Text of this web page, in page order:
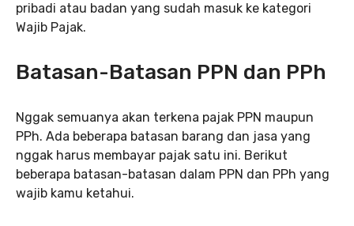
pribadi atau badan yang sudah masuk ke kategori
Wajib Pajak.
Batasan-Batasan PPN dan PPh
Nggak semuanya akan terkena pajak PPN maupun
PPh. Ada beberapa batasan barang dan jasa yang
nggak harus membayar pajak satu ini. Berikut
beberapa batasan-batasan dalam PPN dan PPh yang
wajib kamu ketahui.